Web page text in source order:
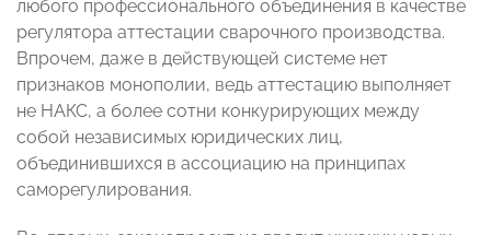
любого профессионального объединения в качестве
регулятора аттестации сварочного производства.
Впрочем, даже в действующей системе нет
признаков монополии, ведь аттестацию выполняет
не НАКС, а более сотни конкурирующих между
собой независимых юридических лиц,
объединившихся в ассоциацию на принципах
саморегулирования.